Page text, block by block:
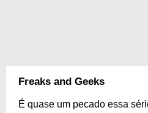
Freaks and Geeks
É quase um pecado essa